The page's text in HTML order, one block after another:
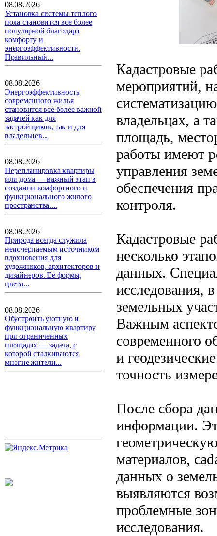
08.08.2026
Установка системы теплого
пола становится все более
популярной благодаря
комфорту и
энергоэффективности.
Правильный...
08.08.2026
Энергоэффективность
современного жилья
становится все более важной
задачей как для
застройщиков, так и для
владельцев...
08.08.2026
Перепланировка квартиры
или дома — важный этап в
создании комфортного и
функционального жилого
пространства....
08.08.2026
Природа всегда служила
неисчерпаемым источником
вдохновения для
художников, архитекторов и
дизайнеров. Ее формы,
цвета...
08.08.2026
Обустроить уютную и
функциональную квартиру
при ограниченных
площадях — задача, с
которой сталкиваются
многие жители...
Кадастровые
мероприятий,
владельцах, а
площадь,
работы имеют
управления
обеспечения
контроля.
Кадастровые
несколько
данных.
исследования,
земельных
Важным
современного
и
точность
После сбора
информации.
материалов,
данных о
выявляются
проблемные
исследования.